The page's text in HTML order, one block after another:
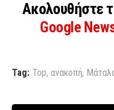
Ακολουθήστε
Google
Tag: Top, ανακοπή,